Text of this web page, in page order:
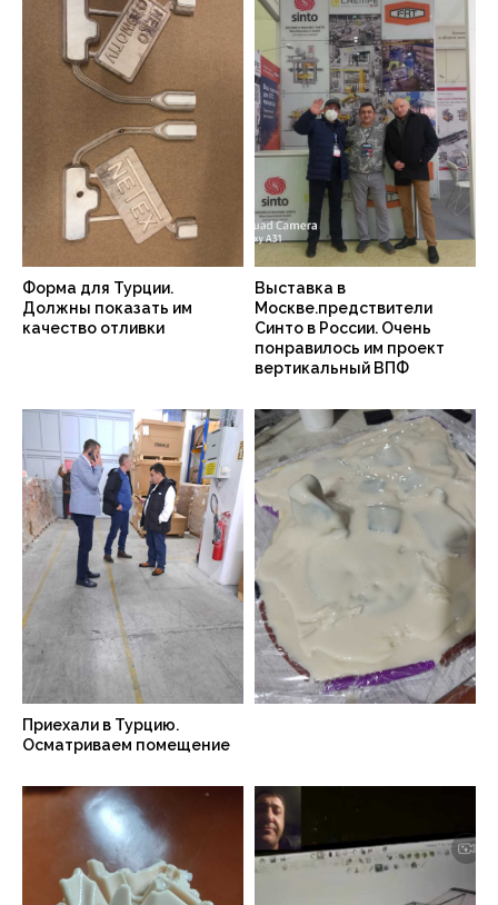
Форма для Турции.
Должны показать им
качество отливки
Выставка в
Москве.предствители
Синто в России. Очень
понравилось им проект
вертикальный ВПФ
Приехали в Турцию.
Осматриваем помещение